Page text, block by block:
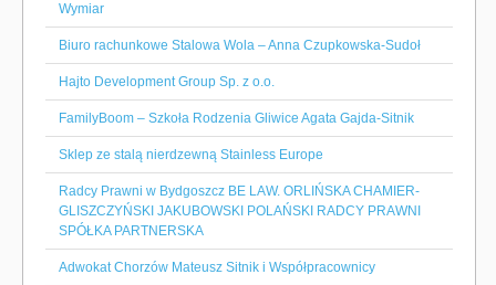
Wymiar
Biuro rachunkowe Stalowa Wola – Anna Czupkowska-Sudoł
Hajto Development Group Sp. z o.o.
FamilyBoom – Szkoła Rodzenia Gliwice Agata Gajda-Sitnik
Sklep ze stalą nierdzewną Stainless Europe
Radcy Prawni w Bydgoszcz BE LAW. ORLIŃSKA CHAMIER-
GLISZCZYŃSKI JAKUBOWSKI POLAŃSKI RADCY PRAWNI
SPÓŁKA PARTNERSKA
Adwokat Chorzów Mateusz Sitnik i Współpracownicy